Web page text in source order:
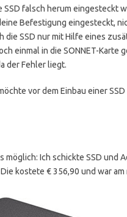
falsch herum eingesteckt
Befestigung eingesteckt,
die SSD nur mit Hilfe eines
einmal in die SONNET-
der Fehler liegt.
vor dem Einbau einer
möglich: Ich schickte SSD und
Die kostete € 356,90 und war